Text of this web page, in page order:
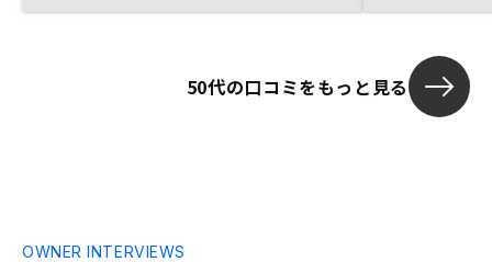
ってから先の手続きや経費について予め説
ました。森下
50代の口コミをもっと見る
OWNER INTERVIEWS